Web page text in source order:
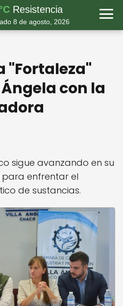
Resistencia
8 de agosto, 2026
"Fortaleza"
con la
sigue avanzando en su
enfrentar el
de sustancias.